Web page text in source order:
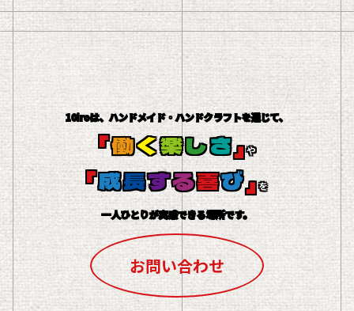
10iroは、ハンドメイド・ハンドクラフトを通じて、
「働く楽しさ」や
「成長する喜び」を
一人ひとりが実感できる場所です。
お問い合わせ